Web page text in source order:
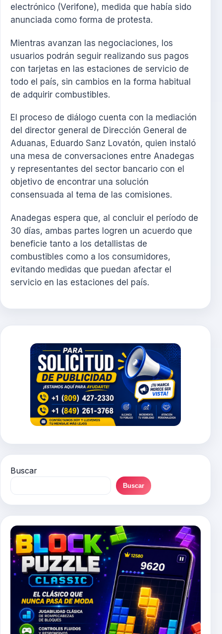
electrónico (Verifone), medida que había sido
anunciada como forma de protesta.
Mientras avanzan las negociaciones, los
usuarios podrán seguir realizando sus pagos
con tarjetas en las estaciones de servicio de
todo el país, sin cambios en la forma habitual
de adquirir combustibles.
El proceso de diálogo cuenta con la mediación
del director general de Dirección General de
Aduanas, Eduardo Sanz Lovatón, quien instaló
una mesa de conversaciones entre Anadegas
y representantes del sector bancario con el
objetivo de encontrar una solución
consensuada al tema de las comisiones.
Anadegas espera que, al concluir el período de
30 días, ambas partes logren un acuerdo que
beneficie tanto a los detallistas de
combustibles como a los consumidores,
evitando medidas que puedan afectar el
servicio en las estaciones del país.
Buscar
Buscar